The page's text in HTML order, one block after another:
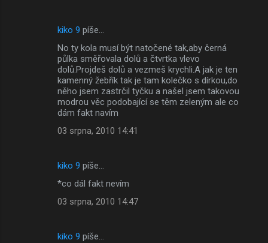
kiko 9 píše…
No ty kola musí být natočené tak,aby černá
půlka směřovala dolů a čtvrtka vlevo
dolů.Projdeš dolů a vezmeš krychli.A jak je ten
kamenný žebřík tak je tam kolečko s dírkou,do
něho jsem zastrčil tyčku a našel jsem takovou
modrou věc podobající se těm zeleným ale co
dám fakt navím
03 srpna, 2010 14:41
kiko 9 píše…
*co dál fakt nevím
03 srpna, 2010 14:47
kiko 9 píše…